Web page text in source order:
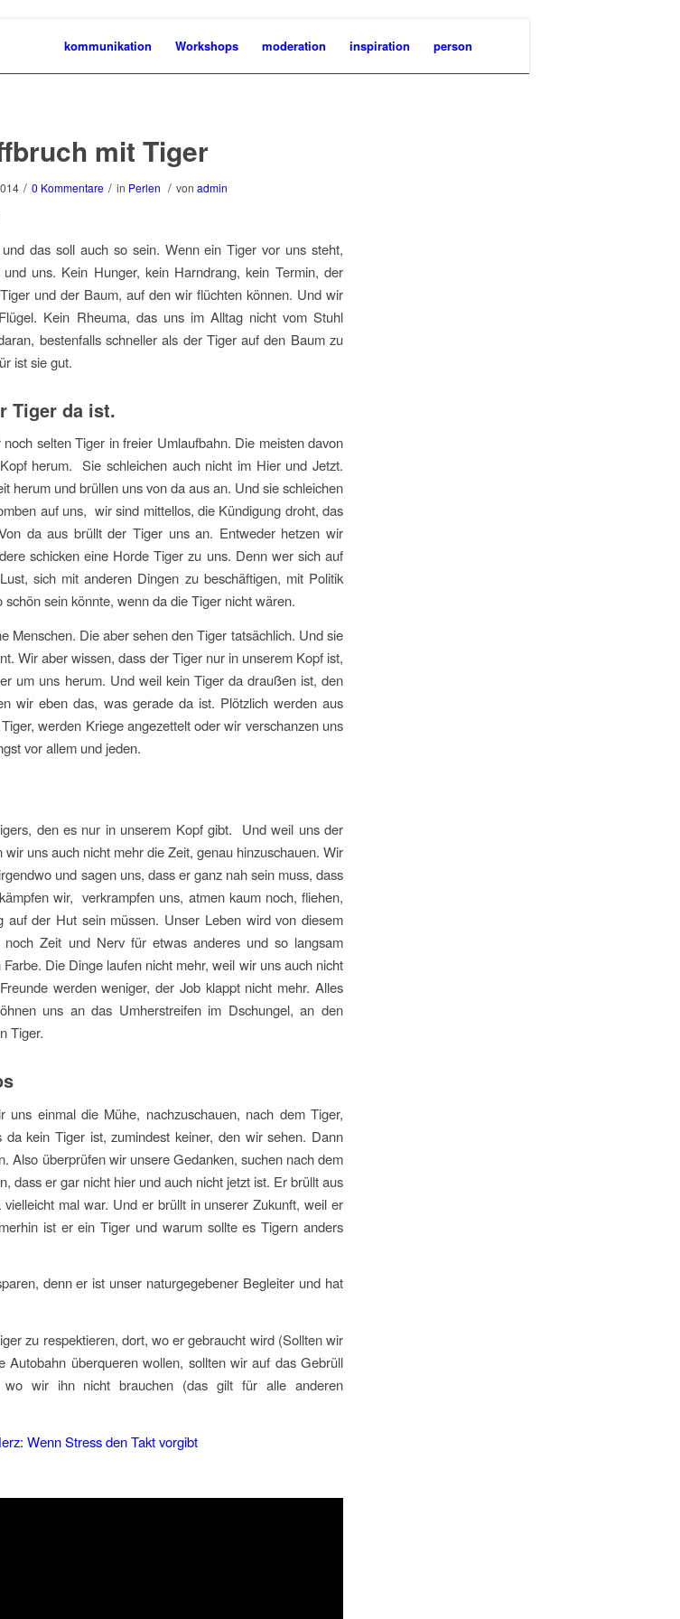
kommunikation Workshops moderation inspiration person
mit Tiger
/ 0 Kommentare / in Perlen / von admin
das soll auch so sein. Wenn ein Tiger vor uns steht,
uns. Kein Hunger, kein Harndrang, kein Termin, der
und der Baum, auf den wir flüchten können. Und wir
Kein Rheuma, das uns im Alltag nicht vom Stuhl
bestenfalls schneller als der Tiger auf den Baum zu
ist sie gut.
Tiger da ist.
selten Tiger in freier Umlaufbahn. Die meisten davon
herum. Sie schleichen auch nicht im Hier und Jetzt.
herum und brüllen uns von da aus an. Und sie schleichen
auf uns, wir sind mittellos, die Kündigung droht, das
da aus brüllt der Tiger uns an. Entweder hetzen wir
schicken eine Horde Tiger zu uns. Denn wer sich auf
sich mit anderen Dingen zu beschäftigen, mit Politik
sein könnte, wenn da die Tiger nicht wären.
Menschen. Die aber sehen den Tiger tatsächlich. Und sie
Wir aber wissen, dass der Tiger nur in unserem Kopf ist,
um uns herum. Und weil kein Tiger da draußen ist, den
wir eben das, was gerade da ist. Plötzlich werden aus
werden Kriege angezettelt oder wir verschanzen uns
vor allem und jeden.
den es nur in unserem Kopf gibt. Und weil uns der
uns auch nicht mehr die Zeit, genau hinzuschauen. Wir
und sagen uns, dass er ganz nah sein muss, dass
wir, verkrampfen uns, atmen kaum noch, fliehen,
auf der Hut sein müssen. Unser Leben wird von diesem
Zeit und Nerv für etwas anderes und so langsam
Die Dinge laufen nicht mehr, weil wir uns auch nicht
werden weniger, der Job klappt nicht mehr. Alles
uns an das Umherstreifen im Dschungel, an den
Tiger.
einmal die Mühe, nachzuschauen, nach dem Tiger,
kein Tiger ist, zumindest keiner, den wir sehen. Dann
Also überprüfen wir unsere Gedanken, suchen nach dem
dass er gar nicht hier und auch nicht jetzt ist. Er brüllt aus
mal war. Und er brüllt in unserer Zukunft, weil er
ist er ein Tiger und warum sollte es Tigern anders
denn er ist unser naturgegebener Begleiter und hat
zu respektieren, dort, wo er gebraucht wird (Sollten wir
Autobahn überqueren wollen, sollten wir auf das Gebrüll
wir ihn nicht brauchen (das gilt für alle anderen
Wenn Stress den Takt vorgibt